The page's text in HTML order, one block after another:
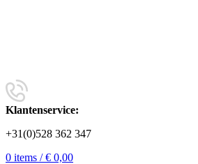
Klantenservice:
+31(0)528 362 347
0 items / € 0,00